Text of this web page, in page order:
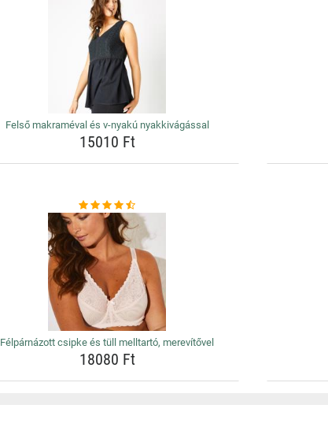
Felső makraméval és v-nyakú nyakkivágással
15010 Ft
Félpárnázott csipke és tüll melltartó, merevítővel
18080 Ft